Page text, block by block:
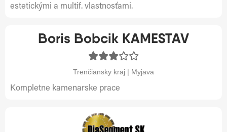
estetickými a multif. vlastnosťami.
Boris Bobcik KAMESTAV
Trenčiansky kraj | Myjava
Kompletne kamenarske prace